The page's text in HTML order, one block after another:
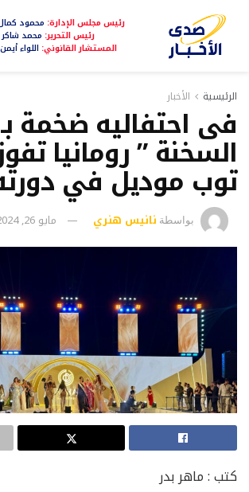
رئيس مجلس الإدارة: محمود
رئيس التحرير: محمد شاكر
المستشار القانوني: اللواء
الرئيسية الأخبار
فى احتفاليه ضخمة
السخنة ” رومانيا
توب موديل في دورته
بواسطة نانيس هنري مايو 26, 2024
كتب : ماهر بدر